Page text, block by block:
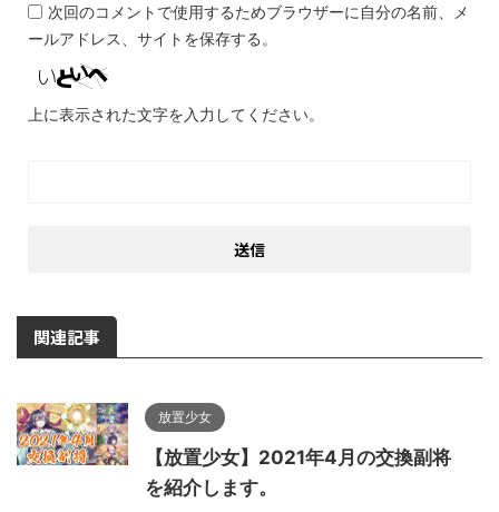
次回のコメントで使用するためブラウザーに自分の名前、メ
ールアドレス、サイトを保存する。
上に表示された文字を入力してください。
関連記事
放置少女
【放置少女】2021年4月の交換副将
を紹介します。